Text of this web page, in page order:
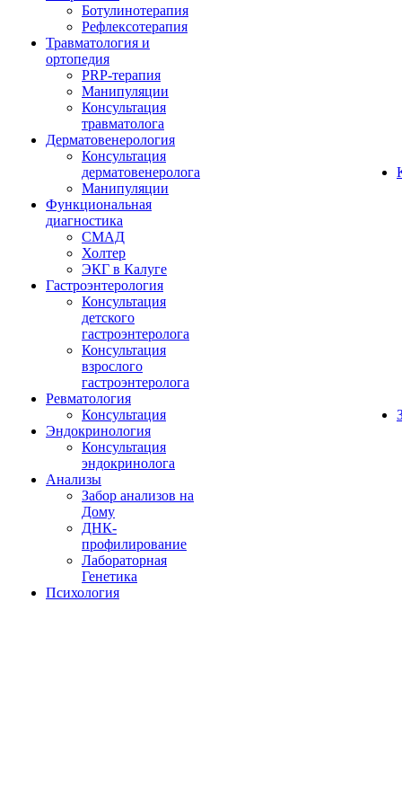
Ботулинотерапия
Рефлексотерапия
Травматология и
ортопедия
PRP-терапия
Манипуляции
Консультация
травматолога
Дерматовенерология
Консультация
дерматовенеролога
Манипуляции
Функциональная
диагностика
СМАД
Холтер
ЭКГ в Калуге
Гастроэнтерология
Консультация
детского
гастроэнтеролога
Консультация
взрослого
гастроэнтеролога
Ревматология
Консультация
Эндокринология
Консультация
эндокринолога
Анализы
Забор анализов на
Дому
ДНК-
профилирование
Лабораторная
Генетика
Психология